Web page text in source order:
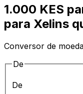
1.000 KES
para Xelins
Conversor de
De
De